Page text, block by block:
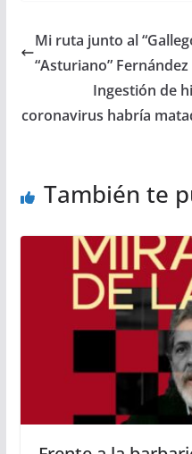
Mi ruta junto al
“Asturiano” Fernández
Ingestión de
coronavirus habría
También te